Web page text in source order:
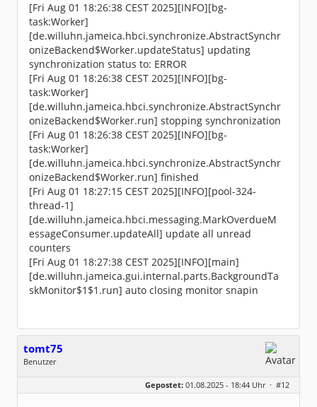
[Fri Aug 01 18:26:38 CEST 2025][INFO][bg-
task:Worker]
[de.willuhn.jameica.hbci.synchronize.AbstractSynchr
onizeBackend$Worker.updateStatus] updating
synchronization status to: ERROR
[Fri Aug 01 18:26:38 CEST 2025][INFO][bg-
task:Worker]
[de.willuhn.jameica.hbci.synchronize.AbstractSynchr
onizeBackend$Worker.run] stopping synchronization
[Fri Aug 01 18:26:38 CEST 2025][INFO][bg-
task:Worker]
[de.willuhn.jameica.hbci.synchronize.AbstractSynchr
onizeBackend$Worker.run] finished
[Fri Aug 01 18:27:15 CEST 2025][INFO][pool-324-
thread-1]
[de.willuhn.jameica.hbci.messaging.MarkOverdueM
essageConsumer.updateAll] update all unread
counters
[Fri Aug 01 18:27:38 CEST 2025][INFO][main]
[de.willuhn.jameica.gui.internal.parts.BackgroundTa
skMonitor$1$1.run] auto closing monitor snapin
tomt75
Benutzer
Dabei seit:
08 / 2025
Gepostet: 01.08.2025 - 18:44 Uhr · #12